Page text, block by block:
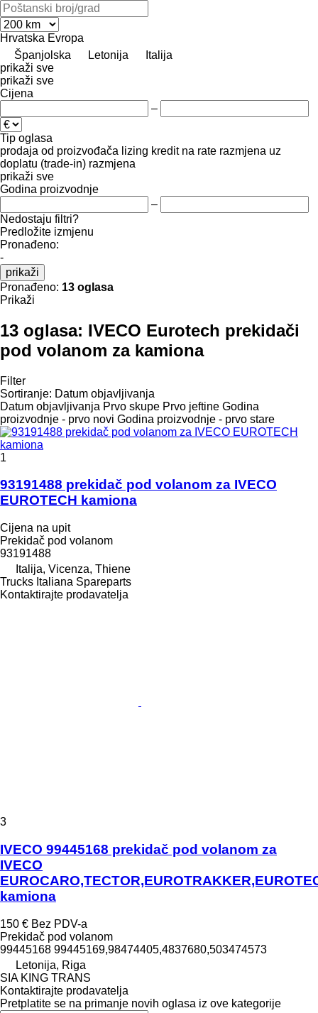
Hrvatska Evropa
Španjolska
Letonija
Italija
prikaži sve
prikaži sve
Cijena
–
Tip oglasa
prodaja od proizvođača lizing kredit na rate razmjena uz
doplatu (trade-in) razmjena
prikaži sve
Godina proizvodnje
–
Nedostaju filtri?
Predložite izmjenu
Pronađeno:
-
prikaži
Pronađeno: 13 oglasa
Prikaži
13 oglasa: IVECO Eurotech prekidači
pod volanom za kamiona
Filter
Sortiranje: Datum objavljivanja
Datum objavljivanja Prvo skupe Prvo jeftine Godina
proizvodnje - prvo novi Godina proizvodnje - prvo stare
1
93191488 prekidač pod volanom za IVECO
EUROTECH kamiona
Cijena na upit
Prekidač pod volanom
93191488
Italija, Vicenza, Thiene
Trucks Italiana Spareparts
Kontaktirajte prodavatelja
3
IVECO 99445168 prekidač pod volanom za
IVECO
kamiona
150 € Bez PDV-a
Prekidač pod volanom
99445168 99445169,98474405,4837680,503474573
Letonija, Riga
SIA KING TRANS
Kontaktirajte prodavatelja
Pretplatite se na primanje novih oglasa iz ove kategorije